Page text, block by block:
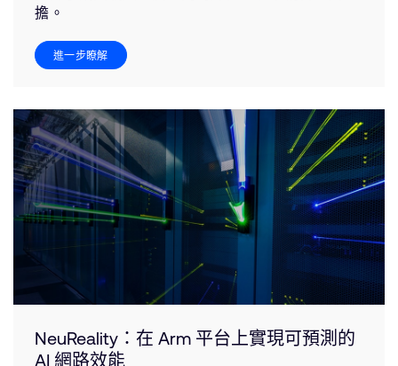
擔。
進一步瞭解
NeuReality：在 Arm 平台上實現可預測的
AI 網路效能